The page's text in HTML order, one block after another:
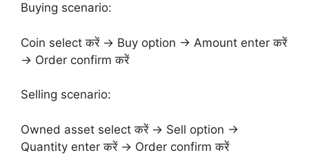
Buying scenario:
Coin select करें → Buy option → Amount enter करें
→ Order confirm करें
Selling scenario:
Owned asset select करें → Sell option →
Quantity enter करें → Order confirm करें